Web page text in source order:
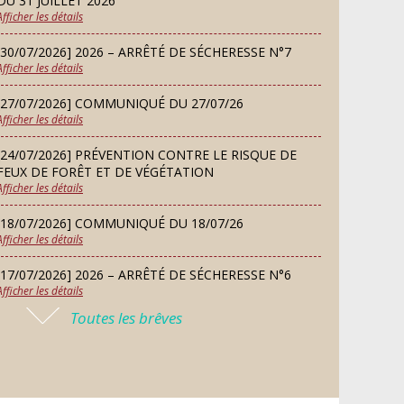
MARDI
08
SEP
Chorale À travers chants
SAMEDI
12
SEP
(concept lure house)
13
SEP
Repas de fouées
LUNDI
14
septembre 2026
Permanence des Architectes des
les détails
07/2026] 2026 – ARRÊTÉ DE SÉCHERESSE N°7
les détails
07/2026] COMMUNIQUÉ DU 27/07/26
les détails
07/2026] PRÉVENTION CONTRE LE RISQUE DE
DE FORÊT ET DE VÉGÉTATION
les détails
07/2026] COMMUNIQUÉ DU 18/07/26
les détails
07/2026] 2026 – ARRÊTÉ DE SÉCHERESSE N°6
les détails
[16/07/2026] COMMUNIQUÉ DU 16/07/26
Toutes les brêves